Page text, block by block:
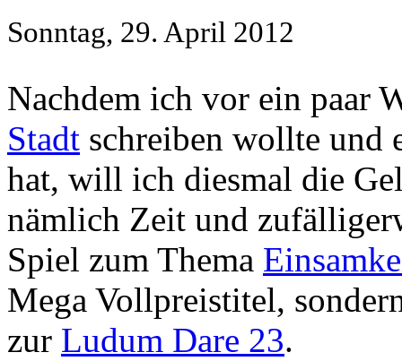
Sonntag, 29. April 2012
Nachdem ich vor ein paar
Stadt schreiben wollte und
hat, will ich diesmal die
nämlich Zeit und
Spiel zum Thema
Mega Vollpreistitel,
zur Ludum Dare 23.